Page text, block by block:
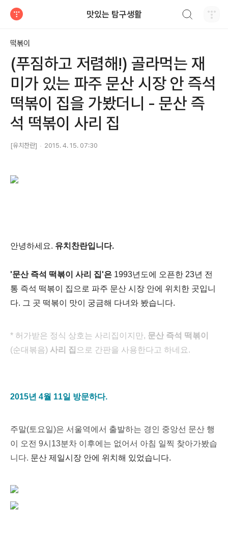
맛있는 탐구생활
떡볶이
(푸짐하고 저렴해!) 골라먹는 재
미가 있는 파주 문산 시장 안 즉석
떡볶이 집을 가봤더니 - 문산 즉
석 떡볶이 사리 집
[유치찬란] 2015. 4. 15. 07:30
안녕하세요. 유치찬란입니다.
'문산 즉석 떡볶이 사리 집'은 1993년도에 오픈한 23년 전
통 즉석 떡볶이 집으로 파주 문산 시장 안에 위치한 곳입니
다. 그 곳 떡볶이 맛이 궁금해 다녀와 봤습니다.
* 허가받은 정식 상호는 사리집이지만, 문산 즉석 떡볶이
(순대볶음) 사리 집 으로 간판을 사용한다고 하네요.
2015년 4월 11일 방문하다.
주말(토요일)은 서울역에서 출발하는 경인 중앙선 문산 행
이 오전 9시13분차 이후에는 없어서 아침 일찍 찾아가봤습
니다. 문산 제일시장 안에 위치해 있었습니다.